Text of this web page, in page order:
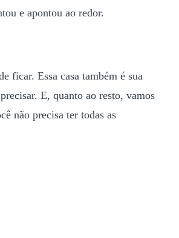
e apontou ao redor.
ficar. Essa casa também é sua
E, quanto ao resto, vamos
não precisa ter todas as